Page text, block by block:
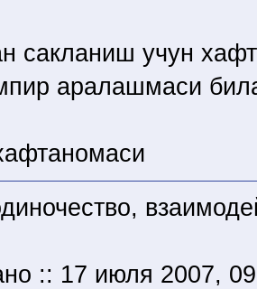
сакланиш учун
аралашмаси
:: 17 июля 2007,